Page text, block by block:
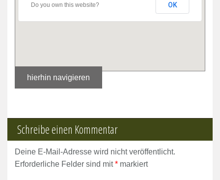
Do you own this website? OK
hierhin navigieren
Schreibe einen Kommentar
Deine E-Mail-Adresse wird nicht veröffentlicht.
Erforderliche Felder sind mit* markiert